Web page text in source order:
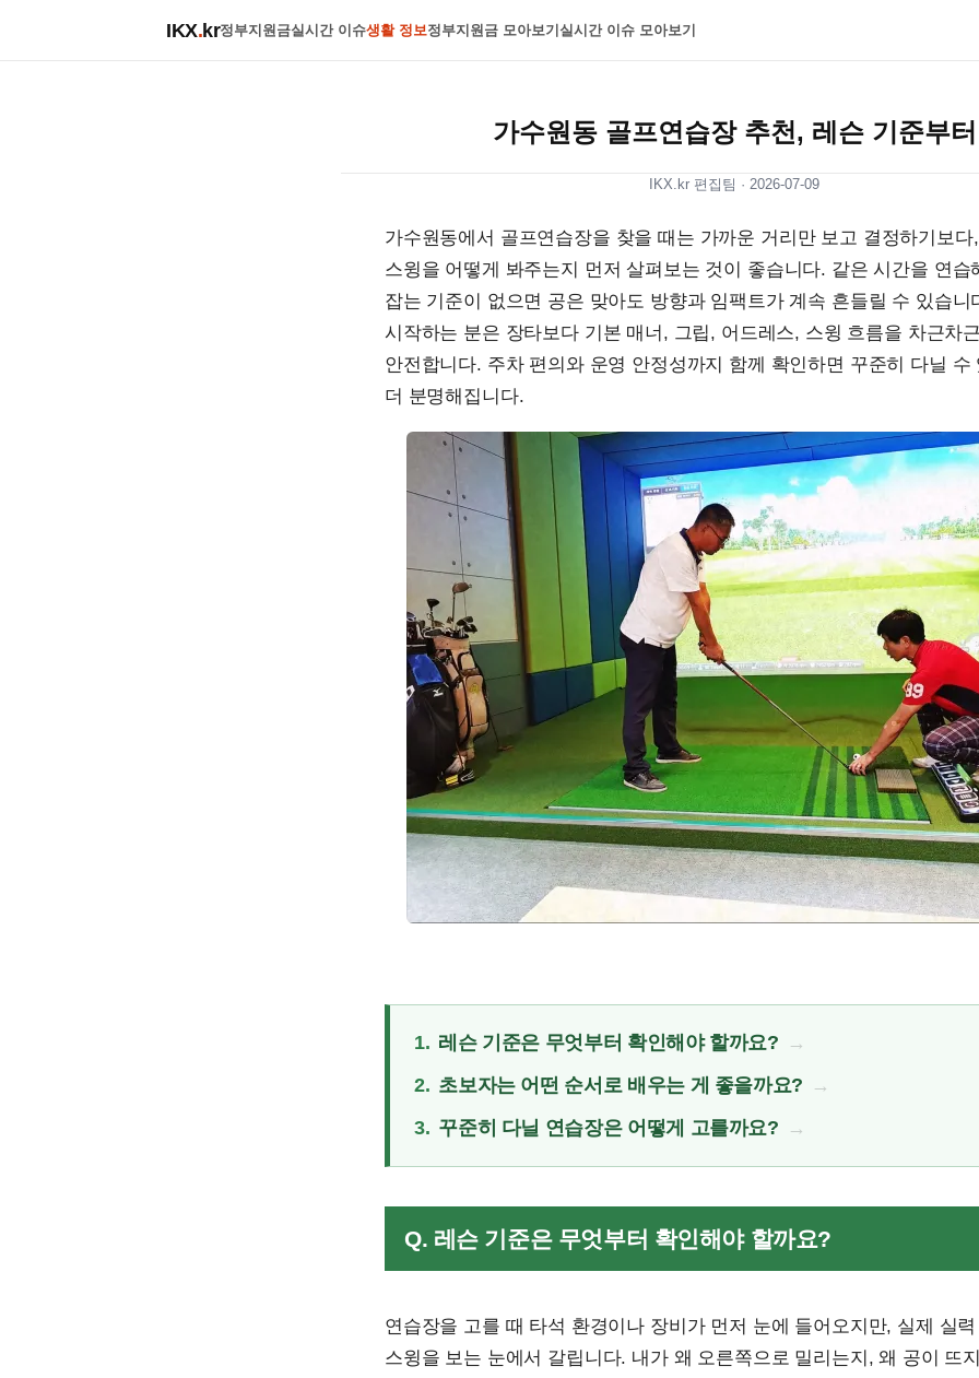
IKX.kr정부지원금실시간 이슈생활 정보정부지원금 모아보기 실시간 이슈 모아보기
가수원동 골프연습장 추천, 레슨 기준부터
IKX.kr 편집팀 · 2026-07-09
가수원동에서 골프연습장을 찾을 때는 가까운 거리만 보고 결정하기보다
스윙을 어떻게 봐주는지 먼저 살펴보는 것이 좋습니다. 같은 시간을 연습
잡는 기준이 없으면 공은 맞아도 방향과 임팩트가 계속 흔들릴 수 있습니
시작하는 분은 장타보다 기본 매너, 그립, 어드레스, 스윙 흐름을 차근차
안전합니다. 주차 편의와 운영 안정성까지 함께 확인하면 꾸준히 다닐 수
더 분명해집니다.
1. 레슨 기준은 무엇부터 확인해야 할까요?
2. 초보자는 어떤 순서로 배우는 게 좋을까요?
3. 꾸준히 다닐 연습장은 어떻게 고를까요?
Q. 레슨 기준은 무엇부터 확인해야 할까요?
연습장을 고를 때 타석 환경이나 장비가 먼저 눈에 들어오지만, 실제 실
스윙을 보는 눈에서 갈립니다. 내가 왜 오른쪽으로 밀리는지, 왜 공이 뜨